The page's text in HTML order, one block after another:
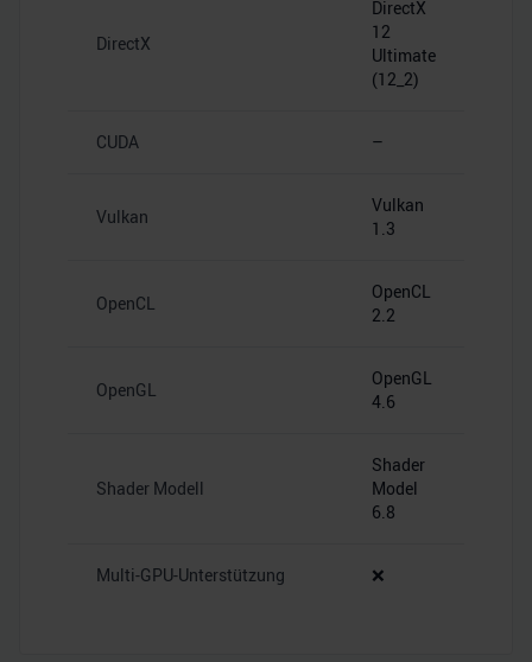
DirectX
DirectX
12
Ultimate
(12_2)
CUDA –
Vulkan
Vulkan
1.3
OpenCL
OpenCL
2.2
OpenGL
OpenGL
4.6
Shader Modell
Shader
Model
6.8
Multi-GPU-Unterstützung ❌